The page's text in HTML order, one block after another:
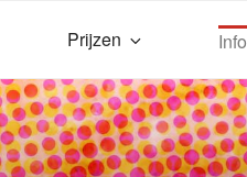
Prijzen Info